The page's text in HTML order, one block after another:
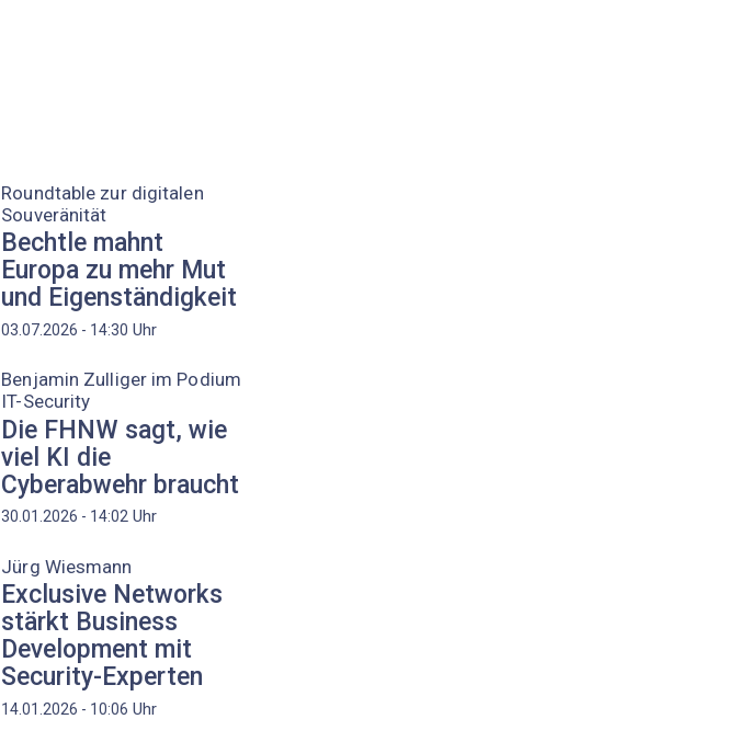
Roundtable zur digitalen
Souveränität
Bechtle mahnt
Europa zu mehr Mut
und Eigenständigkeit
03.07.2026 - 14:30 Uhr
Benjamin Zulliger im Podium
IT-Security
Die FHNW sagt, wie
viel KI die
Cyberabwehr braucht
30.01.2026 - 14:02 Uhr
Jürg Wiesmann
Exclusive Networks
stärkt Business
Development mit
Security-Experten
14.01.2026 - 10:06 Uhr